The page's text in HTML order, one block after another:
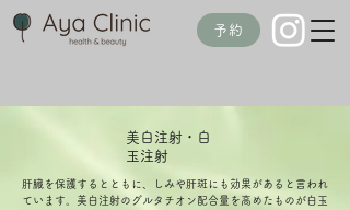
予約
​美白注射・白
玉注射
肝臓を保護するとともに、しみや肝斑にも効果があると言われ
ています。美白注射のグルタチオン配合量を高めたものが白玉